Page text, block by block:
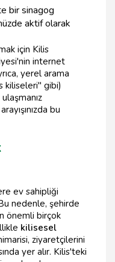
bir sinagog
aktif olarak
için Kilis
internet
yerel arama
kiliseleri" gibi)
bu
ev sahipliği
nedenle, şehirde
önemli birçok
kilisesel
ziyaretçilerini
yer alır. Kilis'teki